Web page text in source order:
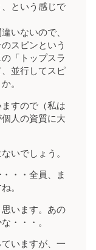
という感じで
いないので、
スピンという
「トップスラ
並行してスピ
。
すので（私は
人の資質に大
いでしょう。
・・全員、ま
。
います。あの
・・・。
いますが、一